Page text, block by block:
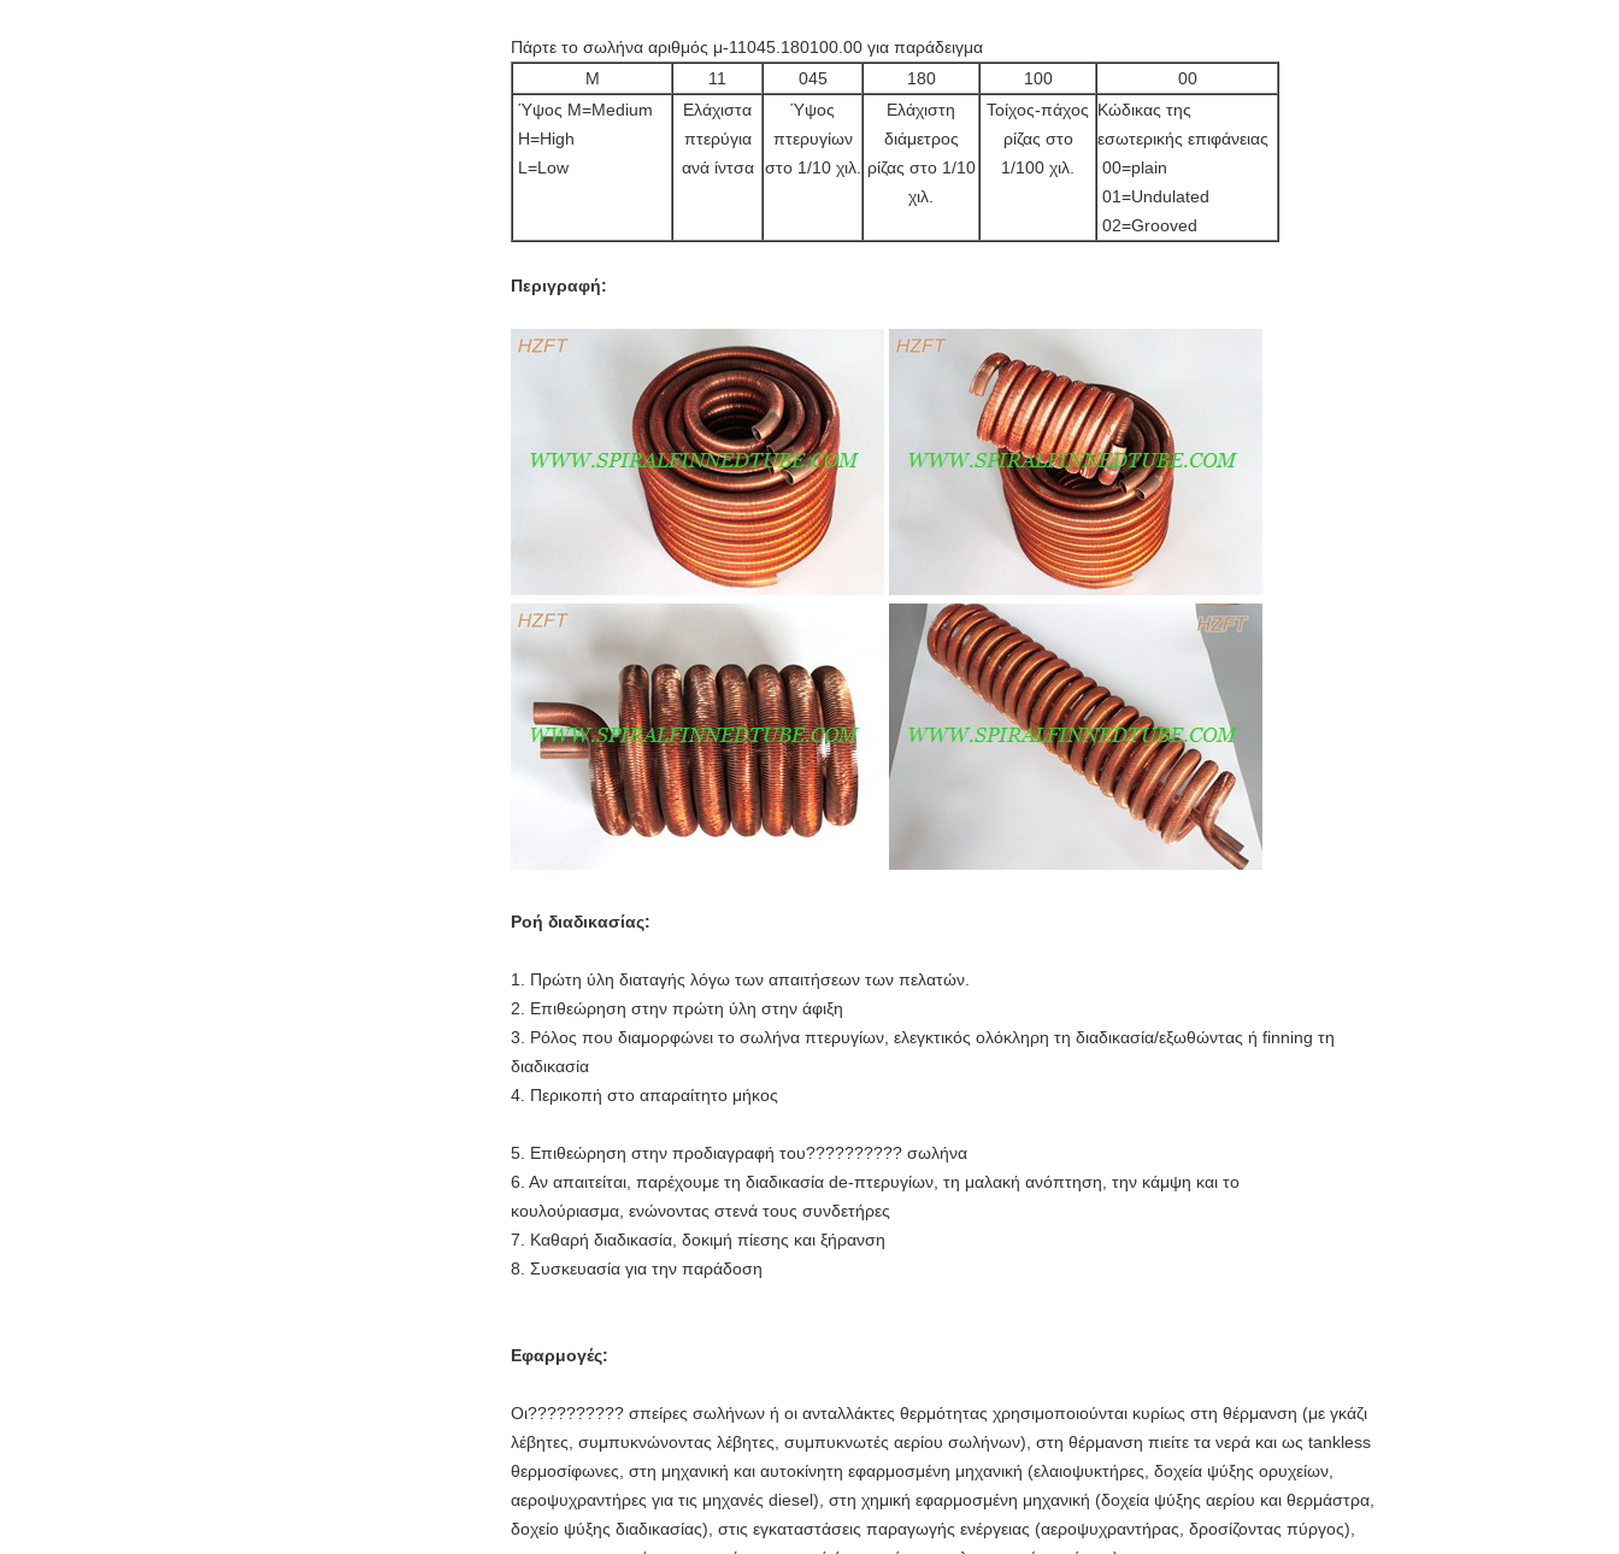
Πάρτε το σωλήνα αριθμός μ-11045.180100.00 για παράδειγμα
Μ
11 045 180 100
00
Ύψος M=Medium
H=High
L=Low
Ελάχιστα
πτερύγια
ανά ίντσα
Ύψος
πτερυγίων
στο 1/10 χιλ.
Ελάχιστη
διάμετρος
ρίζας στο 1/10
χιλ.
Τοίχος-πάχος
ρίζας στο
1/100 χιλ.
Κώδικας της
εσωτερικής επιφάνειας
00=plain
01=Undulated
02=Grooved
Περιγραφή:
Ροή διαδικασίας:
1. Πρώτη ύλη διαταγής λόγω των απαιτήσεων των πελατών.
2. Επιθεώρηση στην πρώτη ύλη στην άφιξη
3. Ρόλος που διαμορφώνει το σωλήνα πτερυγίων, ελεγκτικός ολόκληρη τη διαδικασία/εξωθώντας ή finning τη
διαδικασία
4. Περικοπή στο απαραίτητο μήκος
5. Επιθεώρηση στην προδιαγραφή του?????????? σωλήνα
6. Αν απαιτείται, παρέχουμε τη διαδικασία de-πτερυγίων, τη μαλακή ανόπτηση, την κάμψη και το
κουλούριασμα, ενώνοντας στενά τους συνδετήρες
7. Καθαρή διαδικασία, δοκιμή πίεσης και ξήρανση
8. Συσκευασία για την παράδοση
Εφαρμογές:
Οι?????????? σπείρες σωλήνων ή οι ανταλλάκτες θερμότητας χρησιμοποιούνται κυρίως στη θέρμανση (με γκάζι
λέβητες, συμπυκνώνοντας λέβητες, συμπυκνωτές αερίου σωλήνων), στη θέρμανση πιείτε τα νερά και ως tankless
θερμοσίφωνες, στη μηχανική και αυτοκίνητη εφαρμοσμένη μηχανική (ελαιοψυκτήρες, δοχεία ψύξης ορυχείων,
αεροψυχραντήρες για τις μηχανές diesel), στη χημική εφαρμοσμένη μηχανική (δοχεία ψύξης αερίου και θερμάστρα,
δοχείο ψύξης διαδικασίας), στις εγκαταστάσεις παραγωγής ενέργειας (αεροψυχραντήρας, δροσίζοντας πύργος),